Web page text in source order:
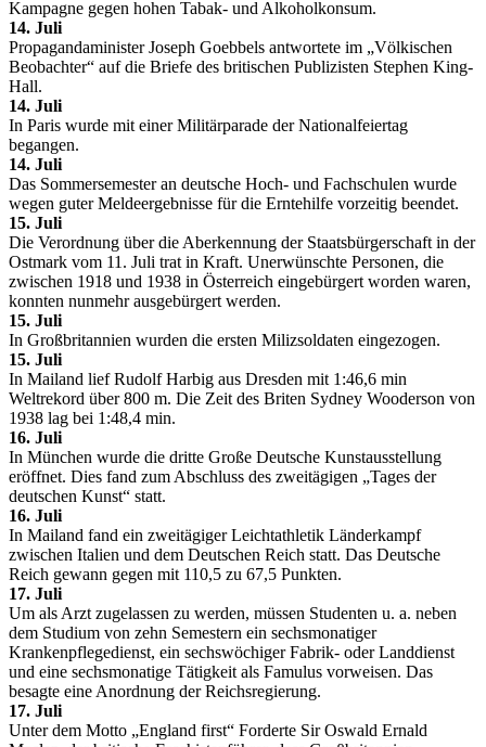
Kampagne gegen hohen Tabak- und Alkoholkonsum.
14. Juli
Propagandaminister Joseph Goebbels antwortete im „Völkischen
Beobachter“ auf die Briefe des britischen Publizisten Stephen King-
Hall.
14. Juli
In Paris wurde mit einer Militärparade der Nationalfeiertag
begangen.
14. Juli
Das Sommersemester an deutsche Hoch- und Fachschulen wurde
wegen guter Meldeergebnisse für die Erntehilfe vorzeitig beendet.
15. Juli
Die Verordnung über die Aberkennung der Staatsbürgerschaft in der
Ostmark vom 11. Juli trat in Kraft. Unerwünschte Personen, die
zwischen 1918 und 1938 in Österreich eingebürgert worden waren,
konnten nunmehr ausgebürgert werden.
15. Juli
In Großbritannien wurden die ersten Milizsoldaten eingezogen.
15. Juli
In Mailand lief Rudolf Harbig aus Dresden mit 1:46,6 min
Weltrekord über 800 m. Die Zeit des Briten Sydney Wooderson von
1938 lag bei 1:48,4 min.
16. Juli
In München wurde die dritte Große Deutsche Kunstausstellung
eröffnet. Dies fand zum Abschluss des zweitägigen „Tages der
deutschen Kunst“ statt.
16. Juli
In Mailand fand ein zweitägiger Leichtathletik Länderkampf
zwischen Italien und dem Deutschen Reich statt. Das Deutsche
Reich gewann gegen mit 110,5 zu 67,5 Punkten.
17. Juli
Um als Arzt zugelassen zu werden, müssen Studenten u. a. neben
dem Studium von zehn Semestern ein sechsmonatiger
Krankenpflegedienst, ein sechswöchiger Fabrik- oder Landdienst
und eine sechsmonatige Tätigkeit als Famulus vorweisen. Das
besagte eine Anordnung der Reichsregierung.
17. Juli
Unter dem Motto „England first“ Forderte Sir Oswald Ernald